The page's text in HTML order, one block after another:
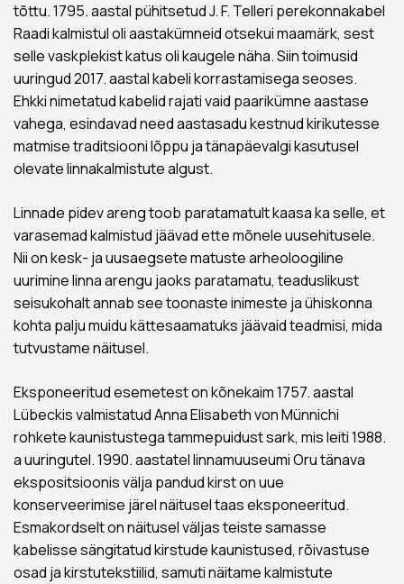
tõttu. 1795. aastal pühitsetud J. F. Telleri perekonnakabel
Raadi kalmistul oli aastakümneid otsekui maamärk, sest
selle vaskplekist katus oli kaugele näha. Siin toimusid
uuringud 2017. aastal kabeli korrastamisega seoses.
Ehkki nimetatud kabelid rajati vaid paarikümne aastase
vahega, esindavad need aastasadu kestnud kirikutesse
matmise traditsiooni lõppu ja tänapäevalgi kasutusel
olevate linnakalmistute algust.
Linnade pidev areng toob paratamatult kaasa ka selle, et
varasemad kalmistud jäävad ette mõnele uusehitusele.
Nii on kesk- ja uusaegsete matuste arheoloogiline
uurimine linna arengu jaoks paratamatu, teaduslikust
seisukohalt annab see toonaste inimeste ja ühiskonna
kohta palju muidu kättesaamatuks jäävaid teadmisi, mida
tutvustame näitusel.
Eksponeeritud esemetest on kõnekaim 1757. aastal
Lübeckis valmistatud Anna Elisabeth von Münnichi
rohkete kaunistustega tammepuidust sark, mis leiti 1988.
a uuringutel. 1990. aastatel linnamuuseumi Oru tänava
ekspositsioonis välja pandud kirst on uue
konserveerimise järel näitusel taas eksponeeritud.
Esmakordselt on näitusel väljas teiste samasse
kabelisse sängitatud kirstude kaunistused, rõivastuse
osad ja kirstutekstiilid, samuti näitame kalmistute